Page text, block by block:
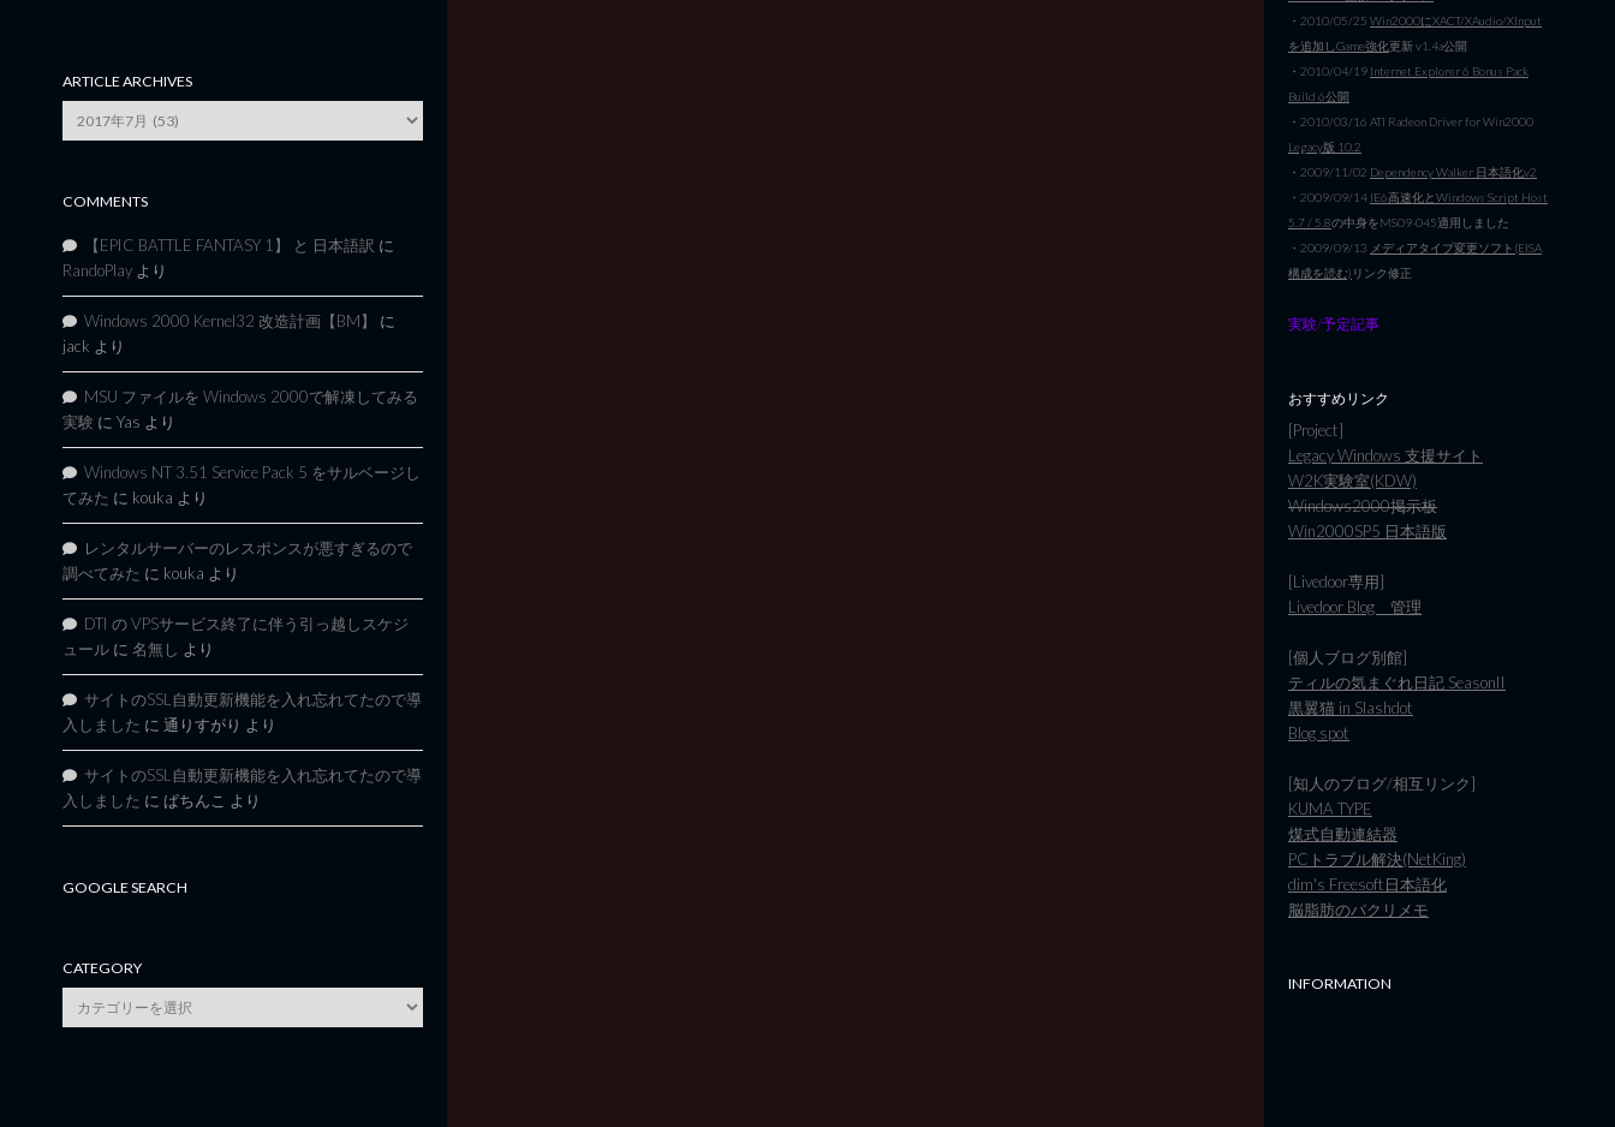
ARTICLE ARCHIVES
Archives
COMMENTS
【EPIC BATTLE FANTASY 1】 と 日本語訳 に
RandoPlay より
Windows 2000 Kernel32 改造計画【BM】
に
jack より
MSU ファイルを Windows 2000で解凍してみる
実験 に Yas より
Windows NT 3.51 Service Pack 5 をサルベージし
てみた に kouka より
レンタルサーバーのレスポンスが悪すぎるので
調べてみた に kouka より
DTI の VPSサービス終了に伴う引っ越しスケジ
ュール に 名無し より
サイトのSSL自動更新機能を入れ忘れてたので導
入しました に 通りすがり より
サイトのSSL自動更新機能を入れ忘れてたので導
入しました に ぱちんこ より
GOOGLE SEARCH
CATEGORY
category
・2010/05/25 Win2000にXACT/XAudio/XInput
を追加しGame強化更新 v1.4a公開
・2010/04/19 Internet Explorer 6 Bonus Pack
Build 6公開
・2010/03/16 ATI Radeon Driver for Win2000
Legacy版 10.2
・2009/11/02 Dependency Walker 日本語化v2
・2009/09/14 IE6高速化とWindows Script Host
5.7 / 5.8の中身をMS09-045適用しました
・2009/09/13 メディアタイプ変更ソフト(EISA
構成を読む) リンク修正
実験/予定記事
おすすめリンク
[Project]
Legacy Windows 支援サイト
W2K実験室(KDW)
Windows2000掲示板
Win2000SP5 日本語版
[Livedoor専用]
Livedoor Blog 管理
[個人ブログ別館]
ティルの気まぐれ日記 SeasonII
黒翼猫 in Slashdot
Blog spot
[知人のブログ/相互リンク]
KUMA TYPE
煤式自動連結器
PCトラブル解決(NetKing)
dim's Freesoft日本語化
脳脂肪のパクリメモ
INFORMATION